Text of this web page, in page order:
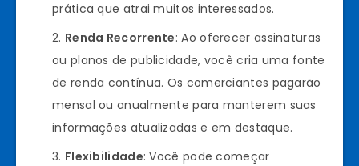
prática que atrai muitos interessados.
Renda Recorrente: Ao oferecer assinaturas
ou planos de publicidade, você cria uma fonte
de renda contínua. Os comerciantes pagarão
mensal ou anualmente para manterem suas
informações atualizadas e em destaque.
Flexibilidade: Você pode começar